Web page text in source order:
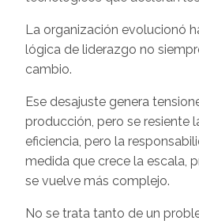
La organización evolucionó
lógica de liderazgo no
cambio.
Ese desajuste genera
producción, pero se resiente
eficiencia, pero la
medida que crece la escala,
se vuelve más complejo.
No se trata tanto de un